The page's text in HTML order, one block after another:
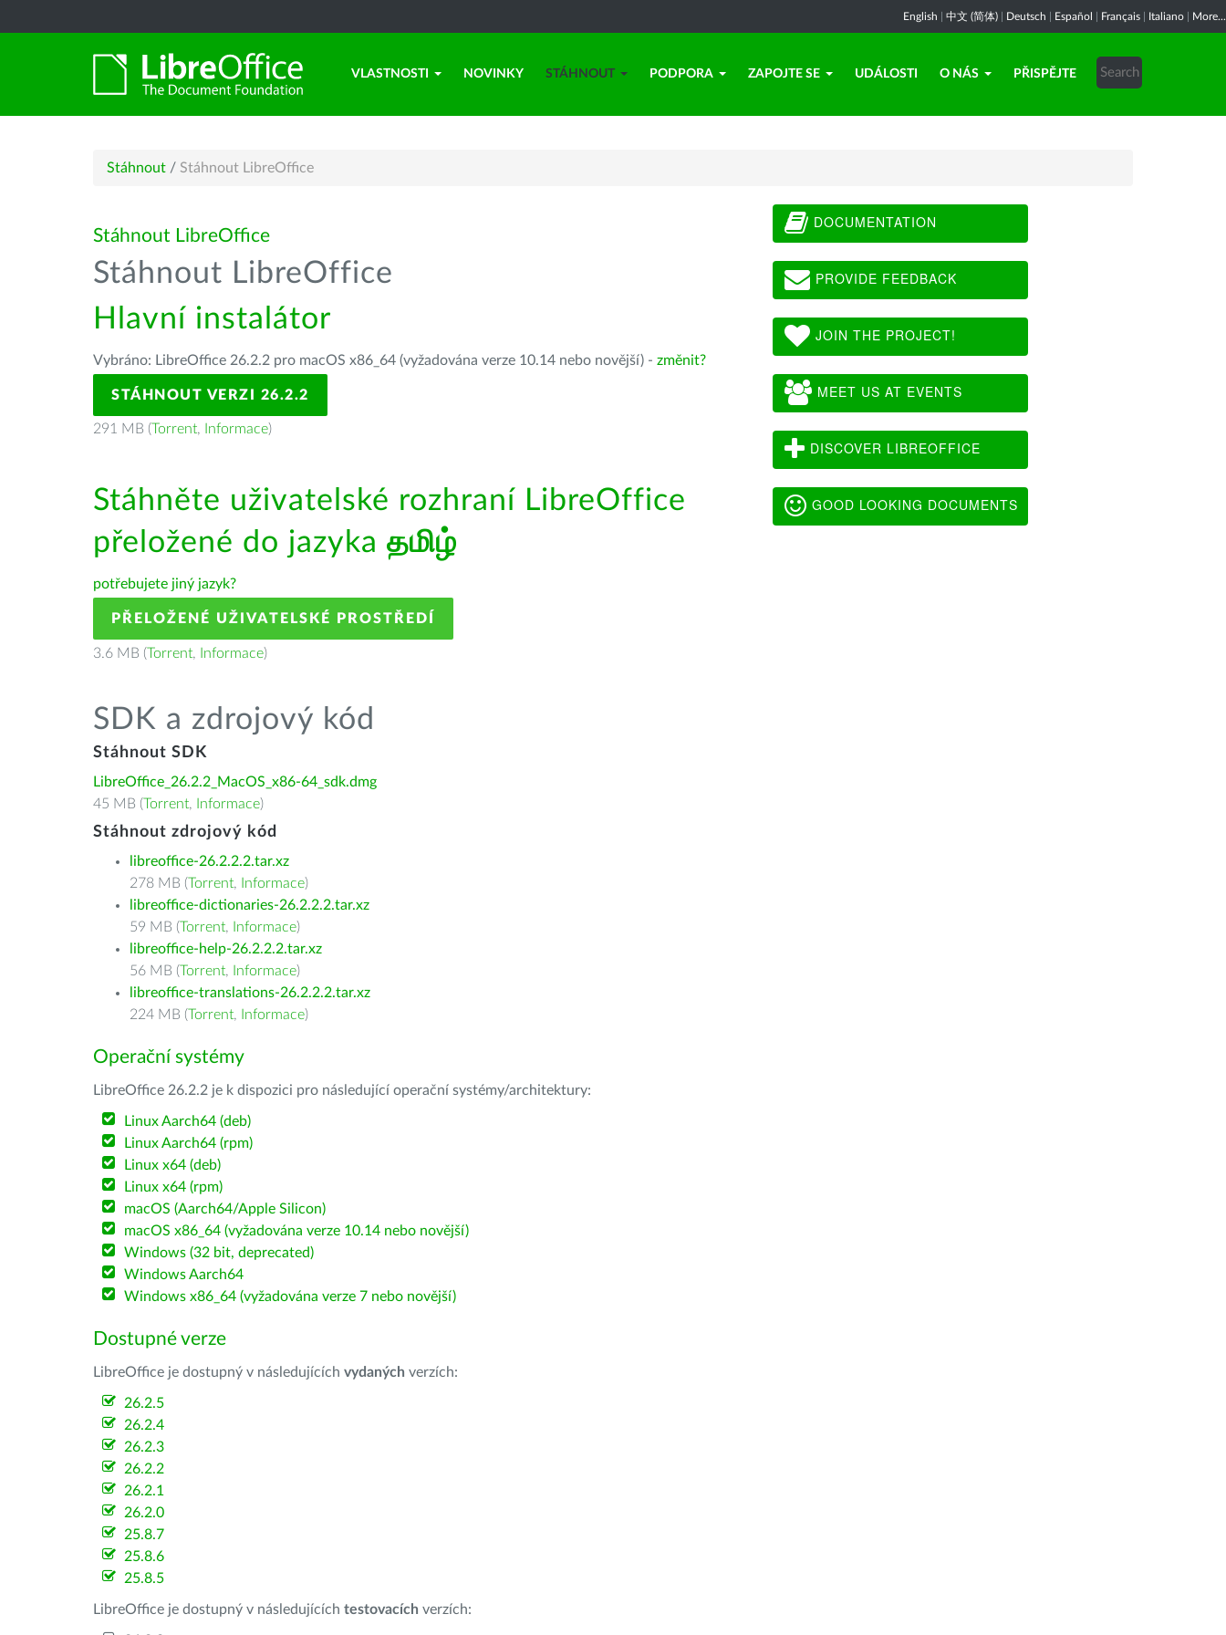
English 中文 (简体) Deutsch Español Français Italiano More...
VLASTNOSTI NOVINKY STÁHNOUT PODPORA ZAPOJTE SE UDÁLOSTI O NÁS PŘISPĚJTE
Stáhnout / Stáhnout LibreOffice
Stáhnout LibreOffice
Stáhnout LibreOffice
Hlavní instalátor
Vybráno: LibreOffice 26.2.2 pro macOS x86_64 (vyžadována verze 10.14 nebo novější) - změnit?
STÁHNOUT VERZI 26.2.2
291 MB (Torrent, Informace)
Stáhněte uživatelské rozhraní LibreOffice
přeložené do jazyka தமிழ்
potřebujete jiný jazyk?
PŘELOŽENÉ UŽIVATELSKÉ PROSTŘEDÍ
3.6 MB (Torrent, Informace)
SDK a zdrojový kód
Stáhnout SDK
LibreOffice_26.2.2_MacOS_x86-64_sdk.dmg
45 MB (Torrent, Informace)
Stáhnout zdrojový kód
libreoffice-26.2.2.2.tar.xz
278 MB (Torrent, Informace)
libreoffice-dictionaries-26.2.2.2.tar.xz
59 MB (Torrent, Informace)
libreoffice-help-26.2.2.2.tar.xz
56 MB (Torrent, Informace)
libreoffice-translations-26.2.2.2.tar.xz
224 MB (Torrent, Informace)
Operační systémy
LibreOffice 26.2.2 je k dispozici pro následující operační systémy/architektury:
Linux Aarch64 (deb)
Linux Aarch64 (rpm)
Linux x64 (deb)
Linux x64 (rpm)
macOS (Aarch64/Apple Silicon)
macOS x86_64 (vyžadována verze 10.14 nebo novější)
Windows (32 bit, deprecated)
Windows Aarch64
Windows x86_64 (vyžadována verze 7 nebo novější)
Dostupné verze
LibreOffice je dostupný v následujících vydaných verzích:
26.2.5
26.2.4
26.2.3
26.2.2
26.2.1
26.2.0
25.8.7
25.8.6
25.8.5
LibreOffice je dostupný v následujících testovacích verzích:
DOCUMENTATION
PROVIDE FEEDBACK
JOIN THE PROJECT!
MEET US AT EVENTS
DISCOVER LIBREOFFICE
GOOD LOOKING DOCUMENTS